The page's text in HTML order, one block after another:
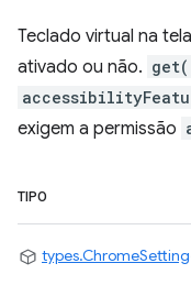
Teclado virtual na
ativado ou não.
exigem a permissão
TIPO
types.ChromeSetting